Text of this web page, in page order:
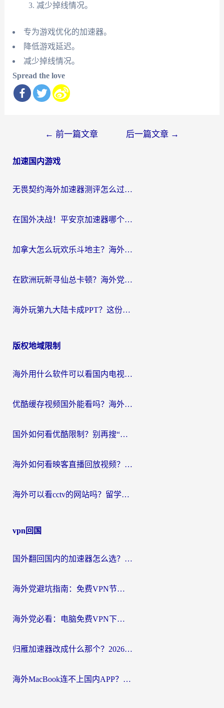
减少掉线情况。
专为游戏优化的加速器。
降低游戏延迟。
减少掉线情况。
Spread the love
导
← 前一篇文章 后一篇文章 →
加速国内游戏
无畏契约海外加速器测评怎么过？海外玩家亲测实用指南（附小众技巧）
在国外决战！平安京加速器哪个好用一点？老玩家亲测番茄加速器全解析
加拿大怎么玩欢乐斗地主？海外党国服游戏加速终极指南（附绝地求生未来之役300英雄实测）
在欧洲玩新寻仙总卡顿？海外党必看的国服游戏加速全攻略
海外玩第九大陆卡成PPT？这份网络加速指南帮你丝滑上分
版权地域限制
海外用什么软件可以看国内电视？留学生亲测有效的追剧自由指南
优酷缓存视频国外能看吗？海外党追剧看片的终极解决方案来了
国外如何看优酷限制？别再搜“在日本哪个软件可以看中国电视剧”，这篇教你搞定
海外如何看映客直播回放视频？这份攻略帮你搞定（附腾讯优酷观看技巧）
海外可以看cctv的网站吗？留学生亲测有效的回国追剧方案
vpn回国
国外翻回国内的加速器怎么选？海外党亲测实用指南，告别地域限制
海外党避坑指南：免费VPN节点真的靠谱吗？教你选对回国加速器无缝访问国内资源
海外党必看：电脑免费VPN下载指南+回国加速器选择全攻略，告别地区限制
归雁加速器改成什么那个？2026海外党回国加速全攻略：告别地区限制，轻松刷剧玩游戏
海外MacBook连不上国内APP？选对回国VPN，告别地区限制的烦恼